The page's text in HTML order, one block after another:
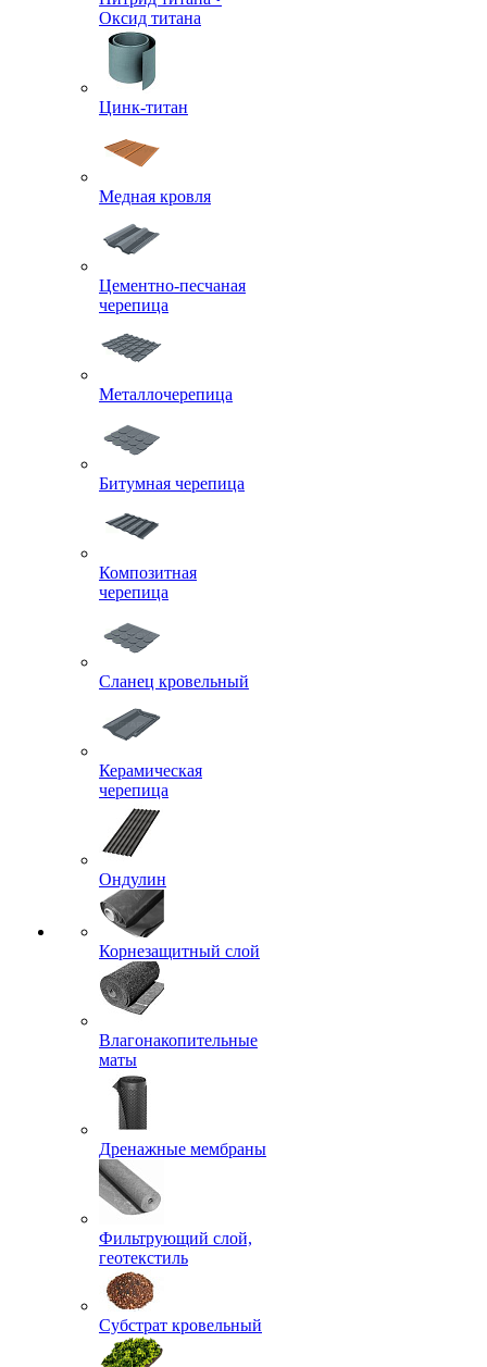
Оксид титана
Цинк-титан
Медная кровля
Цементно-песчаная
черепица
Металлочерепица
Битумная черепица
Композитная
черепица
Сланец кровельный
Керамическая
черепица
Ондулин
Корнезащитный слой
Влагонакопительные
маты
Дренажные мембраны
Фильтрующий слой,
геотекстиль
Субстрат кровельный